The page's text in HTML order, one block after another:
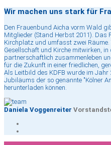
Wir machen uns stark für
Den Frauenbund Aicha vorm Wald
Mitglieder (Stand Herbst 2011). Das
Kirchplatz und umfasst zwei
Gesellschaft und Kirche mitwirken,
partnerschaftlich zusammenleben
für die Zukunft in einer friedlichen,
Als Leitbild des KDFB wurde im
Jubiläums der so genannte "Kölner
herunterladen können.
Daniela Voggenreiter